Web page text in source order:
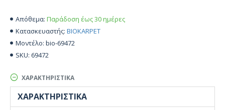
Απόθεμα: Παράδοση έως 30 ημέρες
Κατασκευαστής: BIOKARPET
Μοντέλο: bio-69472
SKU: 69472
ΧΑΡΑΚΤΗΡΙΣΤΙΚΆ
ΧΑΡΑΚΤΗΡΙΣΤΙΚΆ